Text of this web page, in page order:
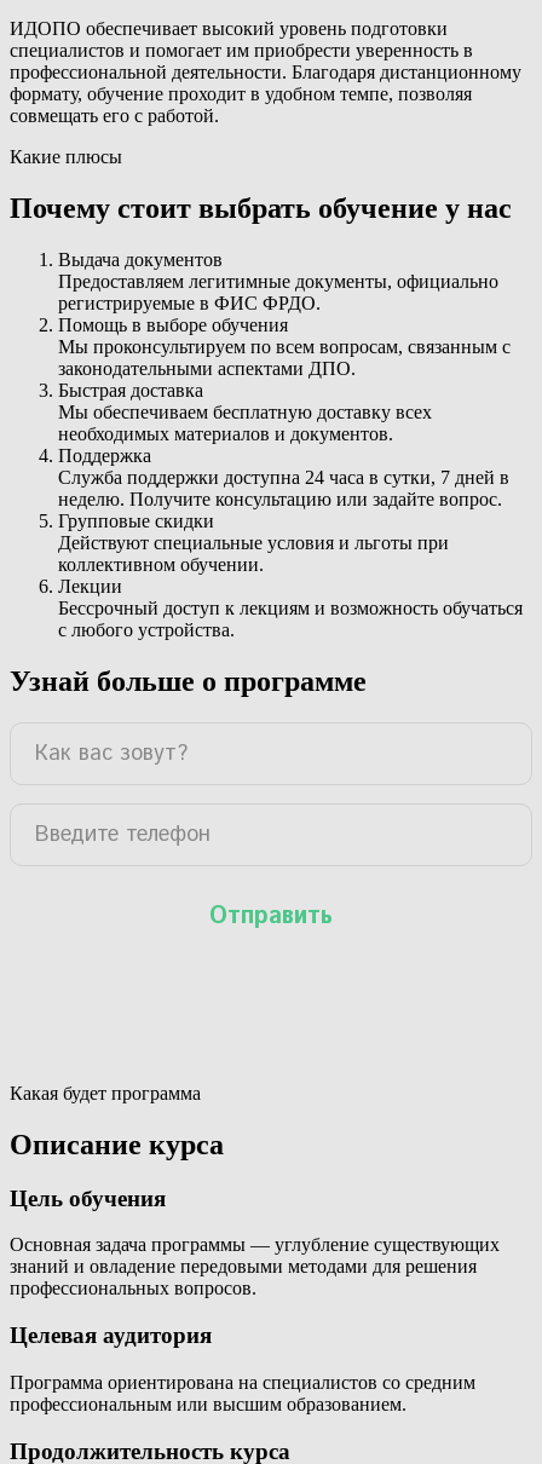
ИДОПО обеспечивает высокий уровень подготовки
специалистов и помогает им приобрести уверенность в
профессиональной деятельности. Благодаря дистанционному
формату, обучение проходит в удобном темпе, позволяя
совмещать его с работой.
Какие плюсы
Почему стоит выбрать обучение у нас
Выдача документов
Предоставляем легитимные документы, официально
регистрируемые в ФИС ФРДО.
Помощь в выборе обучения
Мы проконсультируем по всем вопросам, связанным с
законодательными аспектами ДПО.
Быстрая доставка
Мы обеспечиваем бесплатную доставку всех
необходимых материалов и документов.
Поддержка
Служба поддержки доступна 24 часа в сутки, 7 дней в
неделю. Получите консультацию или задайте вопрос.
Групповые скидки
Действуют специальные условия и льготы при
коллективном обучении.
Лекции
Бессрочный доступ к лекциям и возможность обучаться
с любого устройства.
Узнай больше о программе
Какая будет программа
Описание курса
Цель обучения
Основная задача программы — углубление существующих
знаний и овладение передовыми методами для решения
профессиональных вопросов.
Целевая аудитория
Программа ориентирована на специалистов со средним
профессиональным или высшим образованием.
Продолжительность курса